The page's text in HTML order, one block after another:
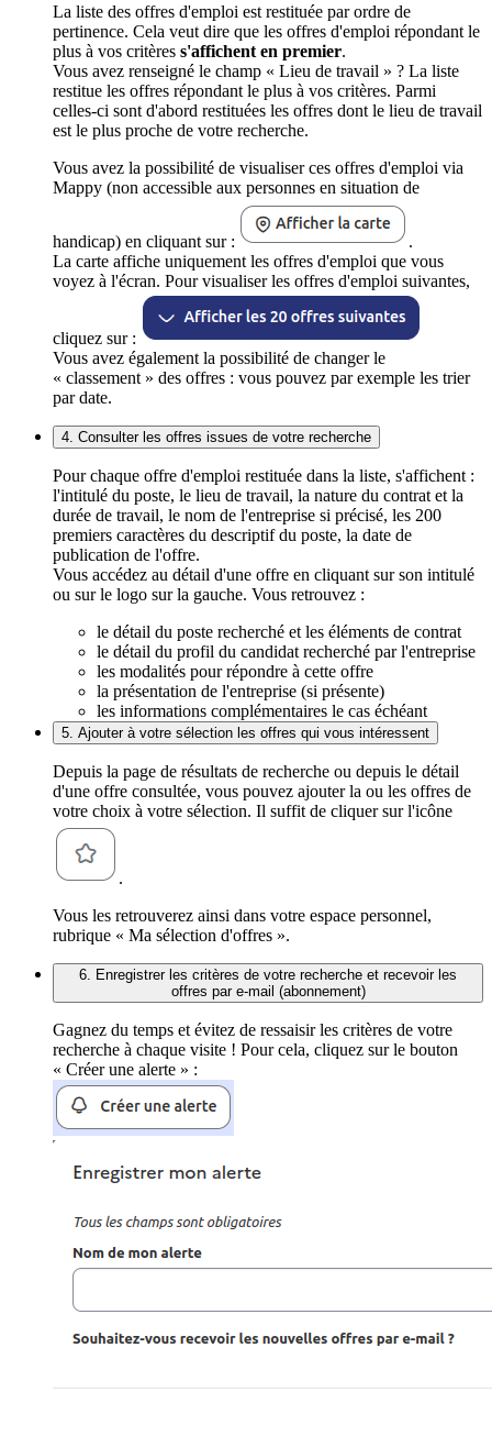
La liste des offres d'emploi est restituée par ordre de
pertinence. Cela veut dire que les offres d'emploi répondant le
plus à vos critères s'affichent en premier.
Vous avez renseigné le champ « Lieu de travail » ? La liste
restitue les offres répondant le plus à vos critères. Parmi
celles-ci sont d'abord restituées les offres dont le lieu de travail
est le plus proche de votre recherche.
Vous avez la possibilité de visualiser ces offres d'emploi via
Mappy (non accessible aux personnes en situation de
handicap) en cliquant sur :
.
La carte affiche uniquement les offres d'emploi que vous
voyez à l'écran. Pour visualiser les offres d'emploi suivantes,
cliquez sur :
Vous avez également la possibilité de changer le
« classement » des offres : vous pouvez par exemple les trier
par date.
4. Consulter les offres issues de votre recherche
Pour chaque offre d'emploi restituée dans la liste, s'affichent :
l'intitulé du poste, le lieu de travail, la nature du contrat et la
durée de travail, le nom de l'entreprise si précisé, les 200
premiers caractères du descriptif du poste, la date de
publication de l'offre.
Vous accédez au détail d'une offre en cliquant sur son intitulé
ou sur le logo sur la gauche. Vous retrouvez :
le détail du poste recherché et les éléments de contrat
le détail du profil du candidat recherché par l'entreprise
les modalités pour répondre à cette offre
la présentation de l'entreprise (si présente)
les informations complémentaires le cas échéant
5. Ajouter à votre sélection les offres qui vous intéressent
Depuis la page de résultats de recherche ou depuis le détail
d'une offre consultée, vous pouvez ajouter la ou les offres de
votre choix à votre sélection. Il suffit de cliquer sur l'icône
.
Vous les retrouverez ainsi dans votre espace personnel,
rubrique « Ma sélection d'offres ».
6. Enregistrer les critères de votre recherche et recevoir les
offres par e-mail (abonnement)
Gagnez du temps et évitez de ressaisir les critères de votre
recherche à chaque visite ! Pour cela, cliquez sur le bouton
« Créer une alerte » :